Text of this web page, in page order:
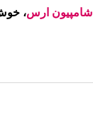
شامپیون ارس،